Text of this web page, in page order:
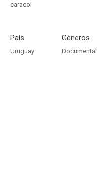
caracol
País
Uruguay
Géneros
Documental